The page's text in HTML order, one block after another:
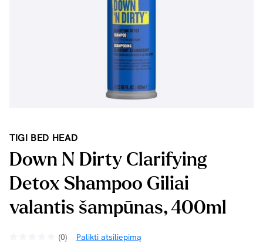
TIGI BED HEAD
Down N Dirty Clarifying
Detox Shampoo Giliai
valantis šampūnas, 400ml
(0) Palikti atsiliepimą